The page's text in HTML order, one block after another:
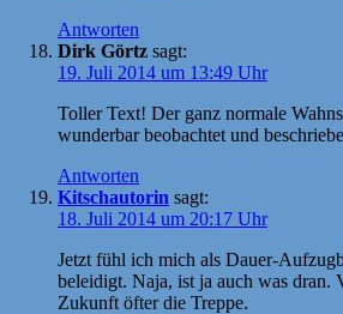
Antworten
Dirk Görtz sagt:
19. Juli 2014 um 13:49 Uhr
Toller Text! Der ganz normale
wunderbar beobachtet und
Antworten
Kitschautorin sagt:
18. Juli 2014 um 20:17 Uhr
Jetzt fühl ich mich als Dauer-
beleidigt. Naja, ist ja auch was dran.
Zukunft öfter die Treppe.